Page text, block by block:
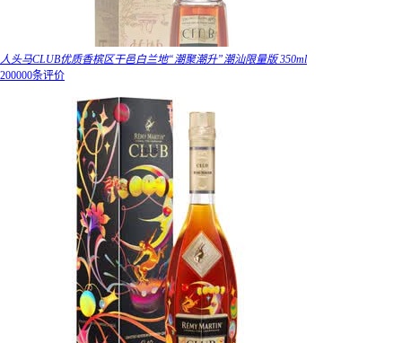
人头马CLUB优质香槟区干邑白兰地“潮聚潮升”潮汕限量版 350ml
200000条评价